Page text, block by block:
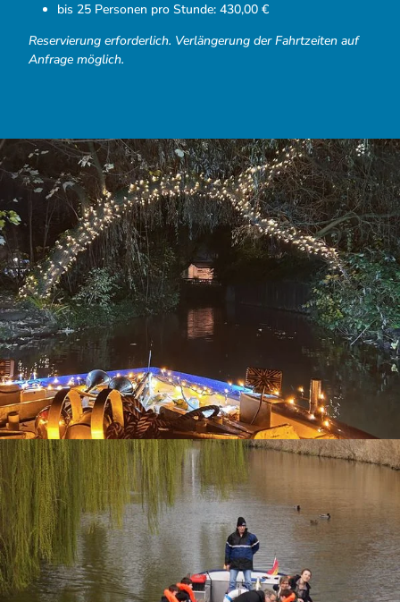
bis 25 Personen pro Stunde: 430,00 €
Reservierung erforderlich. Verlängerung der Fahrtzeiten auf
Anfrage möglich.